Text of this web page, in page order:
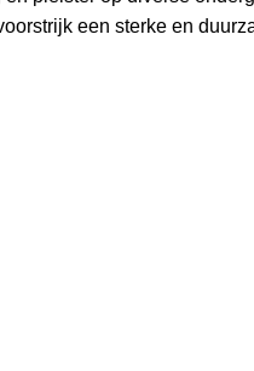
een sterke en